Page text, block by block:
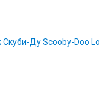
Скуби-Ду Scooby-Doo